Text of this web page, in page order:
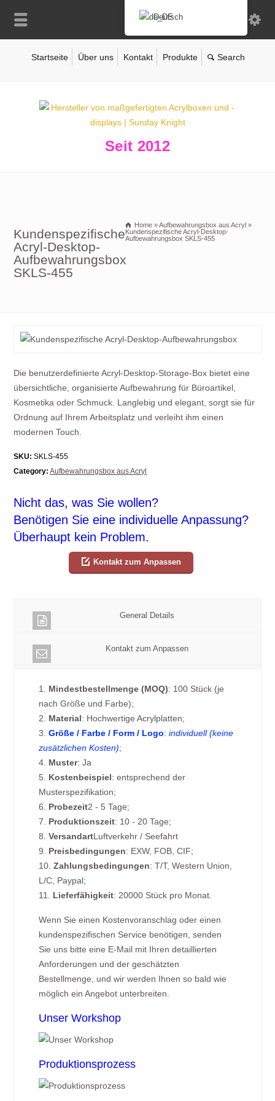
Startseite Über uns Kontakt Produkte
Seit 2012
Kundenspezifische
Acryl-Desktop-
Aufbewahrungsbox
SKLS-455
Home »Aufbewahrungsbox aus Acryl »
Kundenspezifische Acryl-Desktop-
Aufbewahrungsbox SKLS-455
Die benutzerdefinierte Acryl-Desktop-Storage-Box bietet eine
übersichtliche, organisierte Aufbewahrung für Büroartikel,
Kosmetika oder Schmuck. Langlebig und elegant, sorgt sie für
Ordnung auf Ihrem Arbeitsplatz und verleiht ihm einen
modernen Touch.
SKU: SKLS-455
Category: Aufbewahrungsbox aus Acryl
Nicht das, was Sie wollen?
Benötigen Sie eine individuelle Anpassung?
Überhaupt kein Problem.
Kontakt zum Anpassen
General Details
Kontakt zum Anpassen
1. Mindestbestellmenge (MOQ): 100 Stück (je
nach Größe und Farbe);
2. Material: Hochwertige Acrylplatten;
3.Größe / Farbe / Form / Logo:individuell (keine
zusätzlichen Kosten);
4. Muster: Ja
5. Kostenbeispiel: entsprechend der
Musterspezifikation;
6. Probezeit2 - 5 Tage;
7. Produktionszeit: 10 - 20 Tage;
8.VersandartLuftverkehr / Seefahrt
9. Preisbedingungen: EXW, FOB, CIF;
10.Zahlungsbedingungen: T/T, Western Union,
L/C, Paypal;
11. Lieferfähigkeit: 20000 Stück pro Monat.
Wenn Sie einen Kostenvoranschlag oder einen
kundenspezifischen Service benötigen, senden
Sie uns bitte eine E-Mail mit Ihren detaillierten
Anforderungen und der geschätzten
Bestellmenge, und wir werden Ihnen so bald wie
möglich ein Angebot unterbreiten.
Unser Workshop
Produktionsprozess
Deutsch